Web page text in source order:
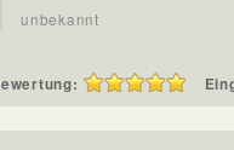
unbekannt